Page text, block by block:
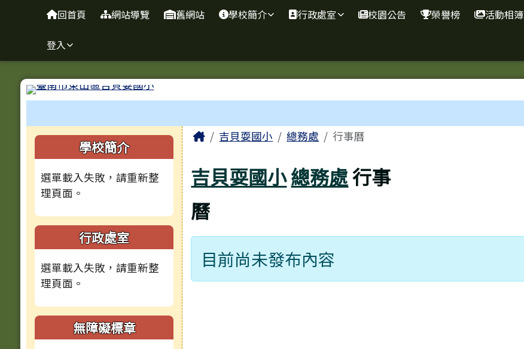
跳至主內容區
臺南市吉貝耍國小
導覽列回首頁 網站導覽 舊網站 學校簡介 行政處室 校園公告 榮譽榜 活動相簿
登入
左邊區域內容
學校簡介
選單載入失敗，請重新整
理頁面。
行政處室
選單載入失敗，請重新整
理頁面。
無障礙標章
主內容區域
Home吉貝耍國小 總務處 行事曆
吉貝耍國小總務處行事
曆
目前尚未發布內容
頁尾區域